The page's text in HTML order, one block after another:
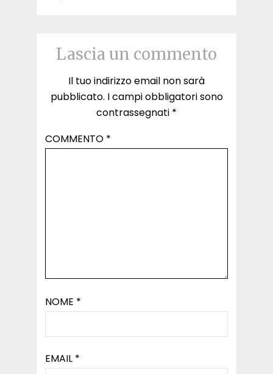
Lascia un commento
Il tuo indirizzo email non sarà
pubblicato. I campi obbligatori sono
contrassegnati *
COMMENTO *
NOME *
EMAIL *